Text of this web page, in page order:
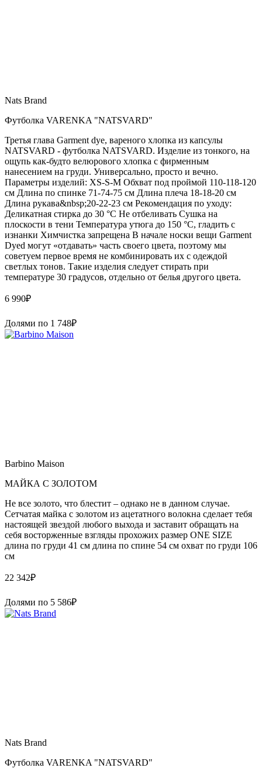
Nats Brand
Футболка VARENKA "NATSVARD"
Третья глава Garment dye, вареного хлопка из капсулы
NATSVARD - футболка NATSVARD. Изделие из тонкого, на
ощупь как-будто велюрового хлопка с фирменным
нанесением на груди. Универсально, просто и вечно.
Параметры изделий: XS-S-M Обхват под проймой 110-118-120
см Длина по спинке 71-74-75 см Длина плеча 18-18-20 см
Длина рукава&nbsp;20-22-23 см Рекомендация по уходу:
Деликатная стирка до 30 °C Не отбеливать Сушка на
плоскости в тени Температура утюга до 150 °C, гладить с
изнанки Химчистка запрещена В начале носки вещи Garment
Dyed могут «отдавать» часть своего цвета, поэтому мы
советуем первое время не комбинировать их с одеждой
светлых тонов. Такие изделия следует стирать при
температуре 30 градусов, отдельно от белья другого цвета.
6 990₽
Долями по 1 748₽
Barbino Maison
МАЙКА С ЗОЛОТОМ
Не все золото, что блестит – однако не в данном случае.
Сетчатая майка с золотом из ацетатного волокна сделает тебя
настоящей звездой любого выхода и заставит обращать на
себя восторженные взгляды прохожих размер ONE SIZE
длина по груди 41 см длина по спине 54 см охват по груди 106
см
22 342₽
Долями по 5 586₽
Nats Brand
Футболка VARENKA "NATSVARD"